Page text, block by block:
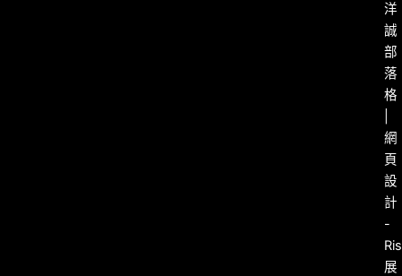
洋
誠
部
落
格
網
頁
設
計
-
展